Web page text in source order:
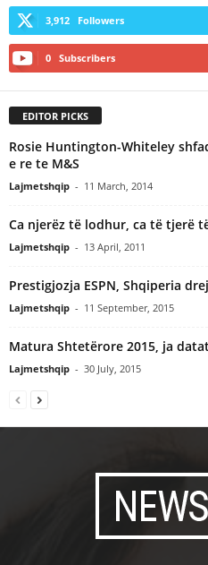
3,912 Followers
0 Subscribers
EDITOR PICKS
Rosie Huntington-Whiteley
e re te M&S
Lajmetshqip - 11 March, 2014
Ca njerëz të lodhur, ca të tjerë
Lajmetshqip - 13 April, 2011
Prestigjozja ESPN, Shqiperia
Lajmetshqip - 11 September, 2015
Matura Shtetërore 2015, ja
Lajmetshqip - 30 July, 2015